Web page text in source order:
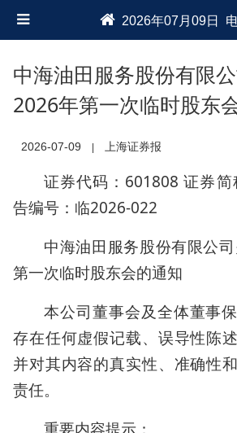
2026年07月09日
中海油田服务股份有限
2026年第一次临时股东
2026-07-09 上海证券报
证券代码：601808 证券
告编号：临2026-022
中海油田服务股份有限公
第一次临时股东会的通知
本公司董事会及全体董事
存在任何虚假记载、误导性陈
并对其内容的真实性、准确性
责任。